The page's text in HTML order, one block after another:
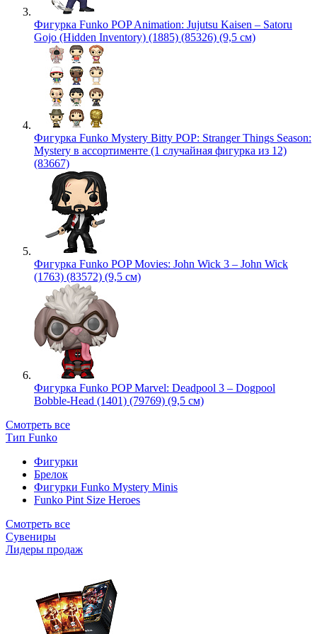
Фигурка Funko POP Animation: Jujutsu Kaisen – Satoru
Gojo (Hidden Inventory) (1885) (85326) (9,5 см)
Фигурка Funko Mystery Bitty POP: Stranger Things Season:
Mystery в ассортименте (1 случайная фигурка из 12)
(83667)
Фигурка Funko POP Movies: John Wick 3 – John Wick
(1763) (83572) (9,5 см)
Фигурка Funko POP Marvel: Deadpool 3 – Dogpool
Bobble-Head (1401) (79769) (9,5 см)
Смотреть все
Тип Funko
Фигурки
Брелок
Фигурки Funko Mystery Minis
Funko Pint Size Heroes
Смотреть все
Сувениры
Лидеры продаж